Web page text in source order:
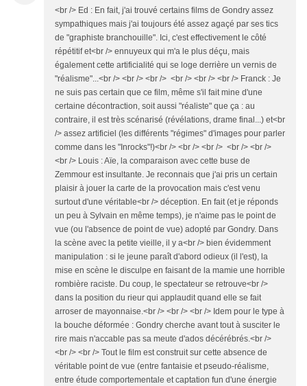
<br /> Ed : En fait, j'ai trouvé certains films de Gondry assez
sympathiques mais j'ai toujours été assez agaçé par ses tics
de "graphiste branchouille". Ici, c'est effectivement le côté
répétitif et<br /> ennuyeux qui m'a le plus déçu, mais
également cette artificialité qui se loge derrière un vernis de
"réalisme"...<br /> <br /> <br /> <br /> <br /> <br /> Franck : Je
ne suis pas certain que ce film, même s'il fait mine d'une
certaine décontraction, soit aussi "réaliste" que ça : au
contraire, il est très scénarisé (révélations, drame final...) et<br
/> assez artificiel (les différents "régimes" d'images pour parler
comme dans les "Inrocks"!)<br /> <br /> <br /> <br /> <br />
<br /> Louis : Aïe, la comparaison avec cette buse de
Zemmour est insultante. Je reconnais que j'ai pris un certain
plaisir à jouer la carte de la provocation mais c'est venu
surtout d'une véritable<br /> déception. En fait (et je réponds
un peu à Sylvain en même temps), je n'aime pas le point de
vue (ou l'absence de point de vue) adopté par Gondry. Dans
la scène avec la petite vieille, il y a<br /> bien évidemment
manipulation : si le jeune paraît d'abord odieux (il l'est), la
mise en scène le disculpe en faisant de la mamie une horrible
rombière raciste. Du coup, le spectateur se retrouve<br />
dans la position du rieur qui applaudit quand elle se fait
arroser de mayonnaise.<br /> <br /> <br /> Idem pour le type à
la bouche déformée : Gondry cherche avant tout à susciter le
rire mais n'accable pas sa meute d'ados décérébrés.<br />
<br /> <br /> Tout le film est construit sur cette absence de
véritable point de vue (entre fantaisie et pseudo-réalisme,
entre étude comportementale et captation fun d'une énergie